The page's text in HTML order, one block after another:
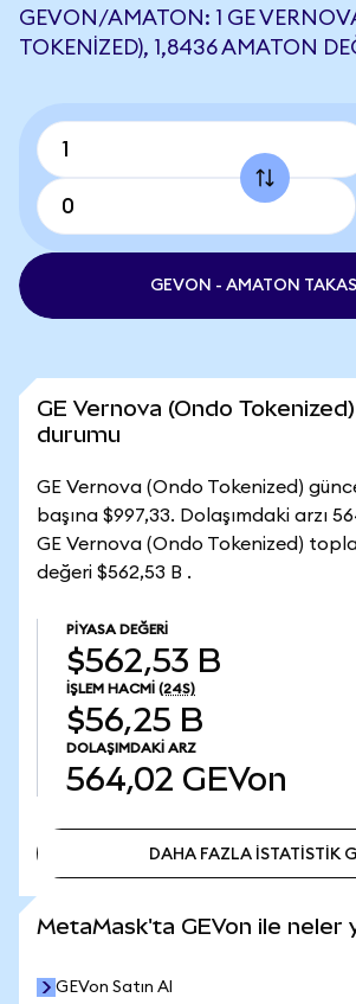
GEVON/AMATON: 1 GE
TOKENIZED), 1,8436 AMATON
GEVON - AMATON
GE Vernova (Ondo
durumu
GE Vernova (Ondo Tokenized)
başına $997,33. Dolaşımdaki arzı
GE Vernova (Ondo Tokenized)
değeri $562,53 B .
PIYASA DEĞERI
$562,53 B
İŞLEM HACMI (24S)
$56,25 B
DOLAŞIMDAKI ARZ
564,02 GEVon
DAHA FAZLA İSTATİSTİK
MetaMask'ta GEVon ile neler
GEVon Satın Al